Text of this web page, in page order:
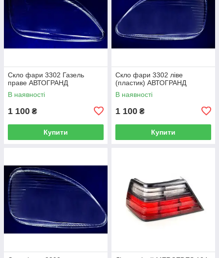
Скло фари 3302 Газель
праве АВТОГРАНД
В наявності
1 100 ₴
Купити
Скло фари 3302 ліве
(пластик) АВТОГРАНД
В наявності
1 100 ₴
Купити